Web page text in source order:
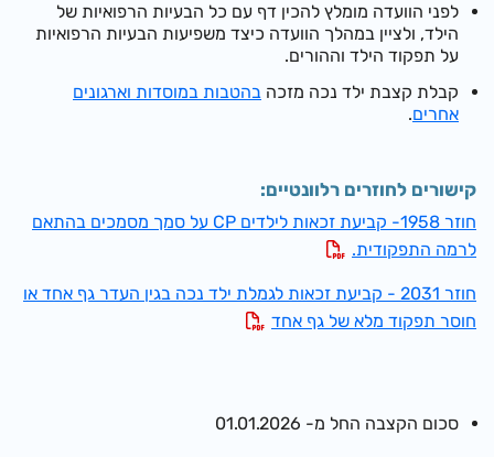
לפני הוועדה מומלץ להכין דף עם כל הבעיות הרפואיות של
הילד, ולציין במהלך הוועדה כיצד משפיעות הבעיות הרפואיות
על תפקוד הילד וההורים.
קבלת קצבת ילד נכה מזכהבהטבות במוסדות וארגונים
אחרים.
קישורים לחוזרים רלוונטיים:
חוזר 1958- קביעת זכאות לילדים CP על סמך מסמכים בהתאם
לרמה התפקודית.
חוזר 2031 - קביעת זכאות לגמלת ילד נכה בגין העדר גף אחד או
חוסר תפקוד מלא של גף אחד
סכום הקצבה החל מ- 01.01.2026